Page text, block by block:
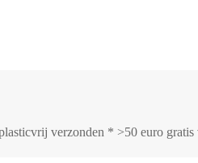
verzonden * >50 euro